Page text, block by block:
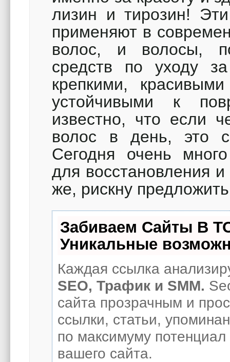
лизин и тирозин!
применяют в
волос, и волосы,
средств по уходу
крепкими,
устойчивыми к
известно, что если
волос в день, это
Сегодня очень
для восстановления
же, рискну
Забиваем Сайты В
Уникальные
Каждая ссылка
SEO, Трафик и SMM.
сайта прозрачным и
ссылки, статьи,
по максимуму
вашего сайта.